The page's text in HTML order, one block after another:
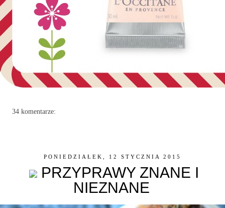
34 komentarze:
PONIEDZIAŁEK, 12 STYCZNIA 2015
PRZYPRAWY ZNANE I
NIEZNANE